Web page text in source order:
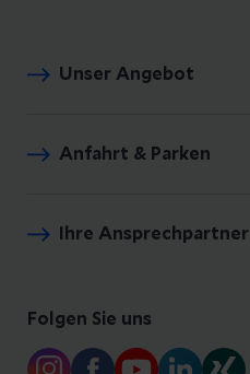
Unser Angebot
Anfahrt & Parken
Ihre Ansprechpartner
Folgen Sie uns